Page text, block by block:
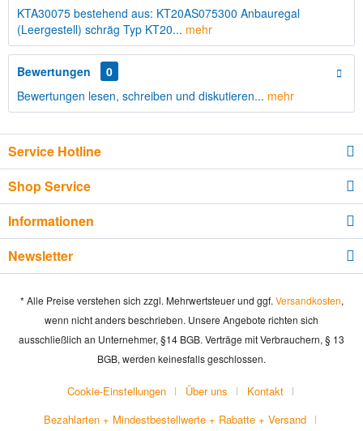
KTA30075 bestehend aus: KT20AS075300 Anbauregal
(Leergestell) schräg Typ KT20... mehr
Bewertungen
0
Bewertungen lesen, schreiben und diskutieren... mehr
Service Hotline
Shop Service
Informationen
Newsletter
* Alle Preise verstehen sich zzgl. Mehrwertsteuer und ggf. Versandkosten,
wenn nicht anders beschrieben. Unsere Angebote richten sich
ausschließlich an Unternehmer, §14 BGB. Verträge mit Verbrauchern, § 13
BGB, werden keinesfalls geschlossen.
Cookie-Einstellungen Über uns
Kontakt
Bezahlarten + Mindestbestellwerte + Rabatte + Versand